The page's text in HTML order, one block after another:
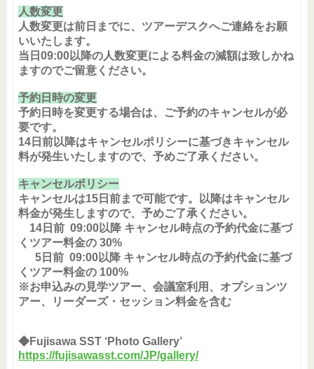
人数変更
人数変更は前日までに、ツアーデスクへご連絡をお願
いいたします。
当日09:00以降の人数変更による料金の減額は致しかね
ますのでご留意ください。
予約日時の変更
予約日時を変更する場合は、ご予約のキャンセルが必
要です。
14日前以降はキャンセルポリシーに基づきキャンセル
料が発生いたしますので、予めご了承ください。
キャンセルポリシー
キャンセルは15日前まで可能です。以降はキャンセル
料金が発生しますので、予めご了承ください。
14日前 09:00以降 キャンセル時点の予約代金に基づ
くツアー料金の 30%
5日前 09:00以降 キャンセル時点の予約代金に基づ
くツアー料金の 100%
※お申込みの見学ツアー、会議室利用、オプションツ
アー、リーダーズ・セッション料金を含む
◆Fujisawa SST ‘Photo Gallery’
https://fujisawasst.com/JP/gallery/